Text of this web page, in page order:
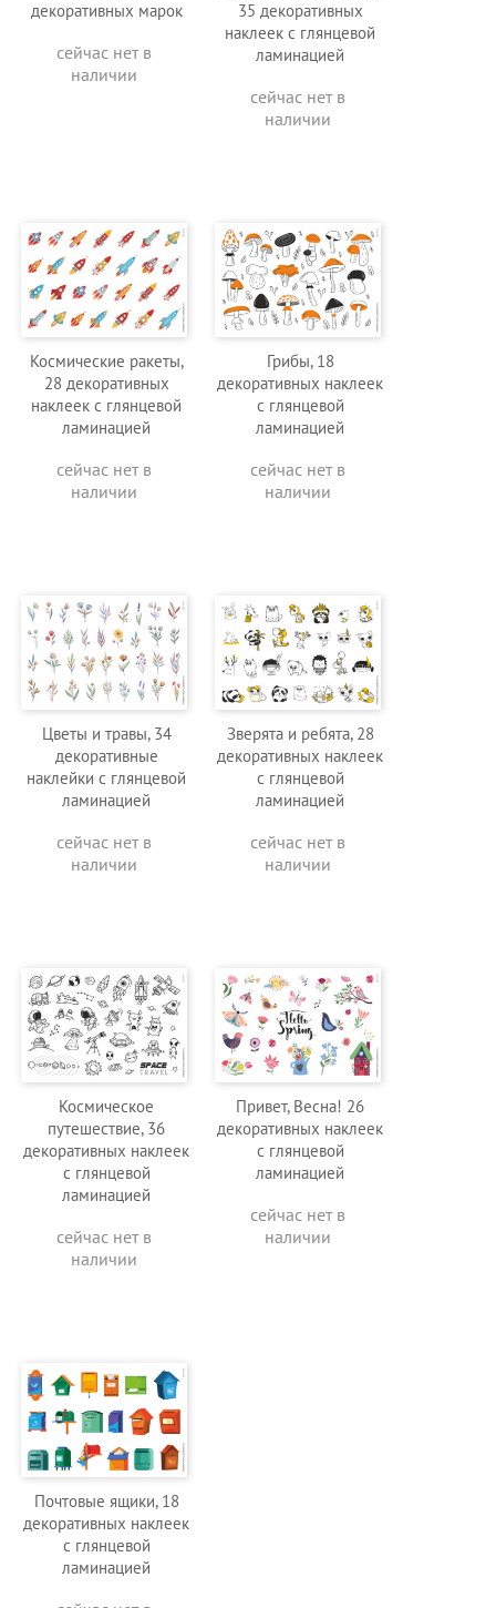
декоративных марок
сейчас нет в
наличии
35 декоративных
наклеек с глянцевой
ламинацией
сейчас нет в
наличии
Космические ракеты,
28 декоративных
наклеек с глянцевой
ламинацией
сейчас нет в
наличии
Грибы, 18
декоративных наклеек
с глянцевой
ламинацией
сейчас нет в
наличии
Цветы и травы, 34
декоративные
наклейки с глянцевой
ламинацией
сейчас нет в
наличии
Зверята и ребята, 28
декоративных наклеек
с глянцевой
ламинацией
сейчас нет в
наличии
Космическое
путешествие, 36
декоративных наклеек
с глянцевой
ламинацией
сейчас нет в
наличии
Привет, Весна! 26
декоративных наклеек
с глянцевой
ламинацией
сейчас нет в
наличии
Почтовые ящики, 18
декоративных наклеек
с глянцевой
ламинацией